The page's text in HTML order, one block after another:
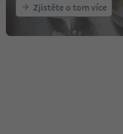
Zjistěte o tom více